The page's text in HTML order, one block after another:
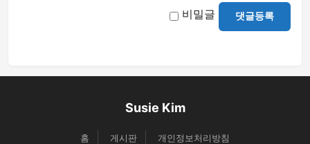
비밀글 댓글등록
Susie Kim
홈 게시판 개인정보처리방침